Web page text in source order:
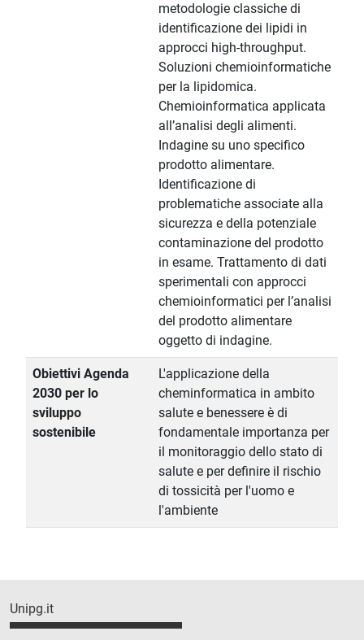
metodologie classiche di
identificazione dei lipidi in
approcci high-throughput.
Soluzioni chemioinformatiche
per la lipidomica.
Chemioinformatica applicata
all’analisi degli alimenti.
Indagine su uno specifico
prodotto alimentare.
Identificazione di
problematiche associate alla
sicurezza e della potenziale
contaminazione del prodotto
in esame. Trattamento di dati
sperimentali con approcci
chemioinformatici per l’analisi
del prodotto alimentare
oggetto di indagine.
Obiettivi Agenda
2030 per lo
sviluppo
sostenibile
L'applicazione della
cheminformatica in ambito
salute e benessere è di
fondamentale importanza per
il monitoraggio dello stato di
salute e per definire il rischio
di tossicità per l'uomo e
l'ambiente
Unipg.it